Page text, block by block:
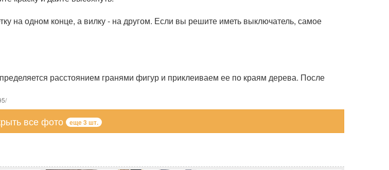
на одном конце, а вилку - на другом. Если вы решите иметь выключатель, самое
расстоянием гранями фигур и приклеиваем ее по краям дерева. После
все фото еще 3 шт.